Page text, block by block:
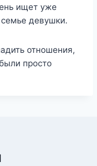
ищет уже
девушки.
отношения,
просто